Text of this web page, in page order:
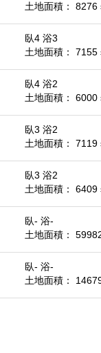
土地面積： 8276
臥4 浴3
土地面積： 7155
臥4 浴2
土地面積： 6000
臥3 浴2
土地面積： 7119
臥3 浴2
土地面積： 6409
臥- 浴-
土地面積：
臥- 浴-
土地面積：